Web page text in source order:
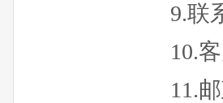
9.联
10.
11.